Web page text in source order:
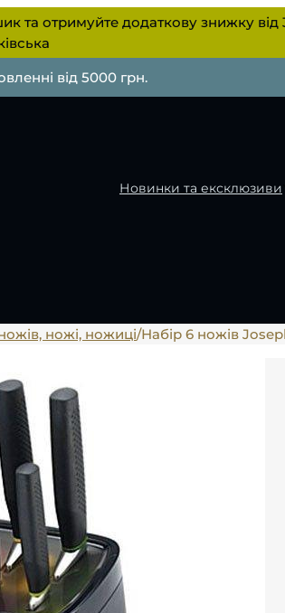
та отримуйте додаткову знижку від
від 5000 грн.
Новинки та ексклюзиви
ножі, ножиці/Набір 6 ножів